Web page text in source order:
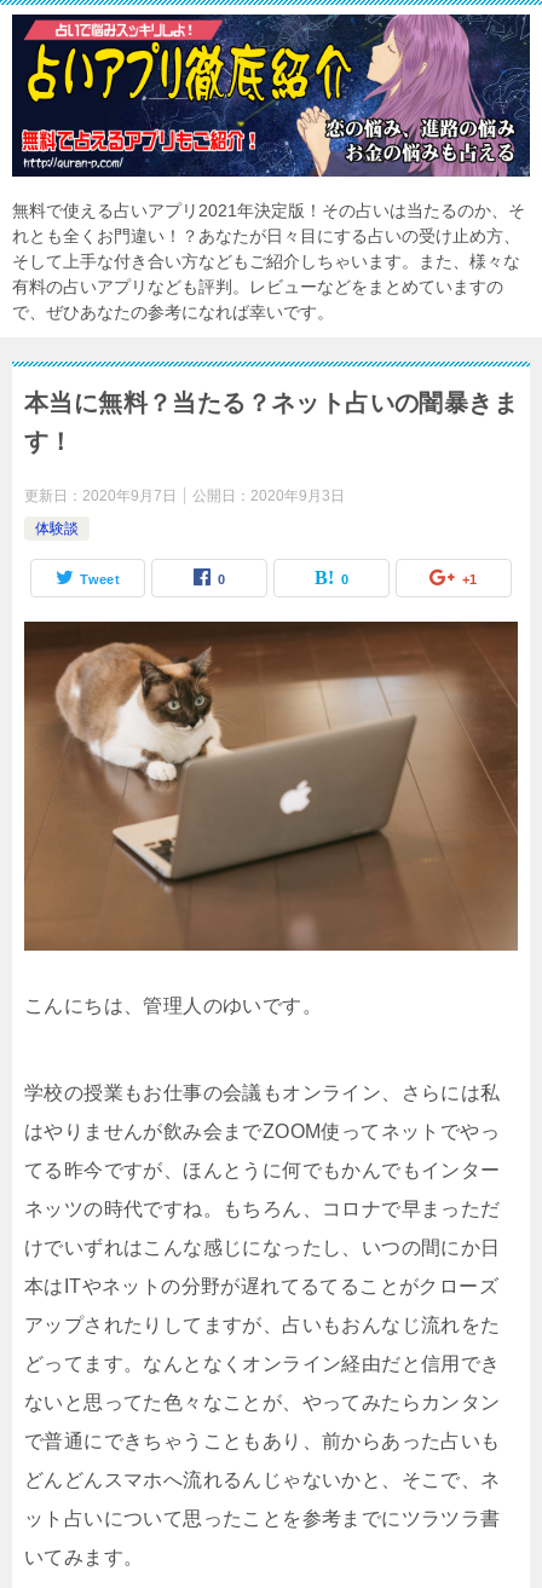
無料で使える占いアプリ2021年決定版！その占いは当たるのか、そ
れとも全くお門違い！？あなたが日々目にする占いの受け止め方、
そして上手な付き合い方などもご紹介しちゃいます。また、様々な
有料の占いアプリなども評判。レビューなどをまとめていますの
で、ぜひあなたの参考になれば幸いです。
本当に無料？当たる？ネット占いの闇暴きま
す！
更新日： 2020年9月7日 公開日： 2020年9月3日
体験談
Tweet 0 0 +1
こんにちは、管理人のゆいです。
学校の授業もお仕事の会議もオンライン、さらには私
はやりませんが飲み会までZOOM使ってネットでやっ
てる昨今ですが、ほんとうに何でもかんでもインター
ネッツの時代ですね。もちろん、コロナで早まっただ
けでいずれはこんな感じになったし、いつの間にか日
本はITやネットの分野が遅れてるてることがクローズ
アップされたりしてますが、占いもおんなじ流れをた
どってます。なんとなくオンライン経由だと信用でき
ないと思ってた色々なことが、やってみたらカンタン
で普通にできちゃうこともあり、前からあった占いも
どんどんスマホへ流れるんじゃないかと、そこで、ネ
ット占いについて思ったことを参考までにツラツラ書
いてみます。